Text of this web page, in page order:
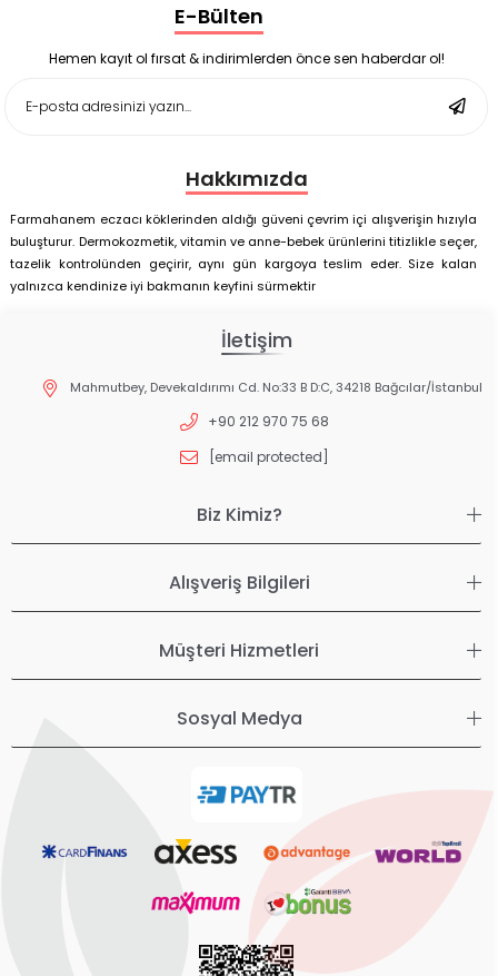
Enterogermina Family 5 ml 20 Flakon
Deep Flex Stres Azaltıcı ve Enerji Dengeleyici Topraklama
Matı Set 40x60 cm
Deep Flex Stres Azaltıcı ve Enerji Dengeleyici Topraklama
E-Bülten
Hemen kayıt ol fırsat & indirimlerden önce sen haberdar ol!
Hakkımızda
Farmahanem eczacı köklerinden aldığı güveni çevrim içi alışverişin hızıyla
buluşturur. Dermokozmetik, vitamin ve anne-bebek ürünlerini titizlikle seçer,
tazelik kontrolünden geçirir, aynı gün kargoya teslim eder. Size kalan
yalnızca kendinize iyi bakmanın keyfini sürmektir
İletişim
Mahmutbey, Devekaldırımı Cd. No:33 B D:C, 34218 Bağcılar/İstanbul
+90 212 970 75 68
[email protected]
Biz Kimiz?
Alışveriş Bilgileri
Müşteri Hizmetleri
Sosyal Medya